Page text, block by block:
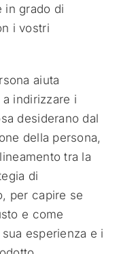
in grado di
i vostri
aiuta
indirizzare i
desiderano dal
della persona,
tra la
di
per capire se
e come
esperienza e i